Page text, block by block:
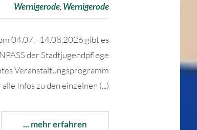
Wernigerode Wernigerode
04.07. -14.08.2026 gibt es
der Stadtjugendpflege
Veranstaltungsprogramm
Infos zu den einzelnen (...)
... mehr erfahren